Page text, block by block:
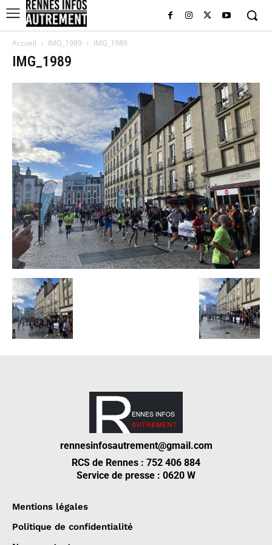
Accueil IMG_1989 IMG_1989
IMG_1989
rennesinfosautrement@gmail.com
RCS de Rennes : 752 406 884
Service de presse : 0620 W
Mentions légales
Politique de confidentialité